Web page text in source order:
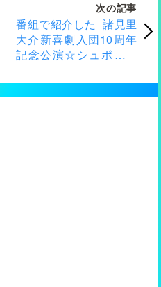
次の記事
番組で紹介した「諸見里
大介新喜劇入団10周年
記念公演☆シュポシュ
るお問合せ